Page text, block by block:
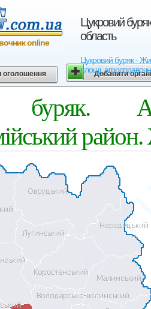
Цукровий
область
Цукровий буряк -
площі,
online
оголошення Добавити
буряк.